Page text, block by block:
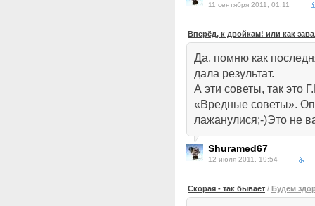
11 сентября 2011, 01:11
Вперёд, к двойкам! или как
Да, помню как
дала результат.
А эти советы, так это
«Вредные советы».
лажанулися;-)Это не
Shuramed67
12 июля 2011, 19:54
Скорая - так бывает / Будем